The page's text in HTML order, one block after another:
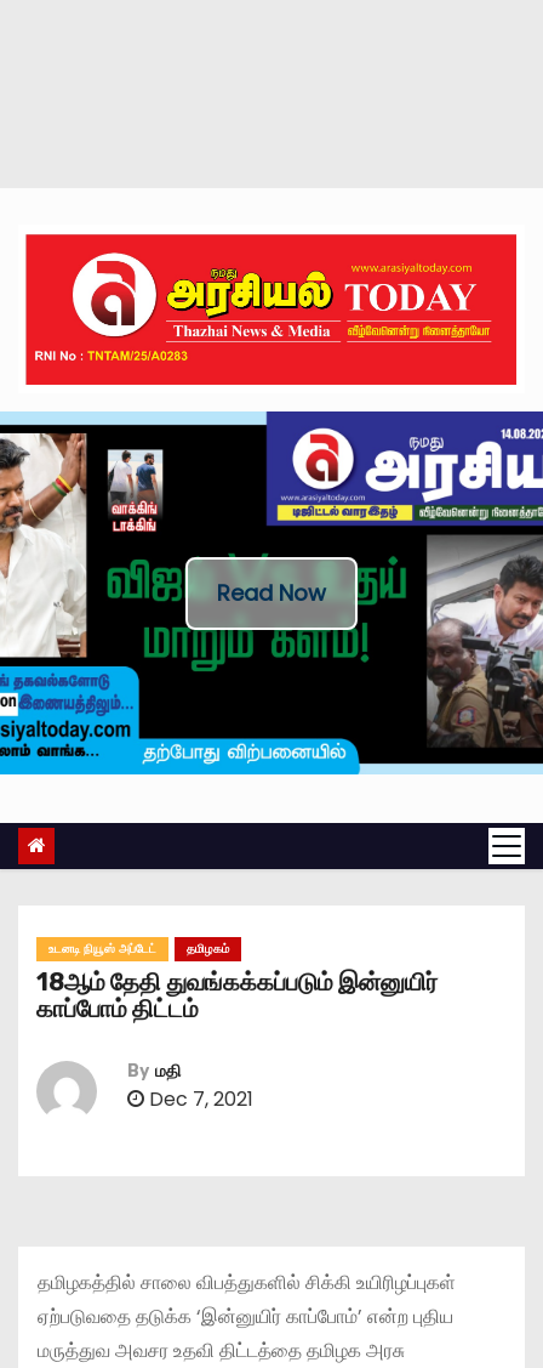
Read Now
உடனடி நியூஸ் அப்டேட் தமிழகம்
18ஆம் தேதி துவங்கக்கப்படும் இன்னுயிர்
காப்போம் திட்டம்
By மதி
Dec 7, 2021
தமிழகத்தில் சாலை விபத்துகளில் சிக்கி உயிரிழப்புகள்
ஏற்படுவதை தடுக்க ‘இன்னுயிர் காப்போம்’ என்ற புதிய
மருத்துவ அவசர உதவி திட்டத்தை தமிழக அரசு